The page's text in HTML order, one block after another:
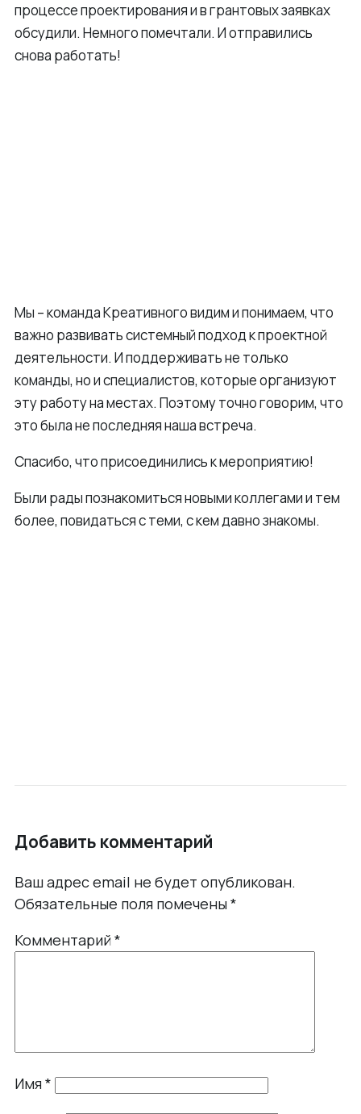
процессе проектирования и в грантовых заявках
обсудили. Немного помечтали. И отправились
снова работать!
Мы – команда Креативного видим и понимаем, что
важно развивать системный подход к проектной
деятельности. И поддерживать не только
команды, но и специалистов, которые организуют
эту работу на местах. Поэтому точно говорим, что
это была не последняя наша встреча.
Спасибо, что присоединились к мероприятию!
Были рады познакомиться новыми коллегами и тем
более, повидаться с теми, с кем давно знакомы.
Добавить комментарий
Ваш адрес email не будет опубликован.
Обязательные поля помечены*
Комментарий*
Имя*